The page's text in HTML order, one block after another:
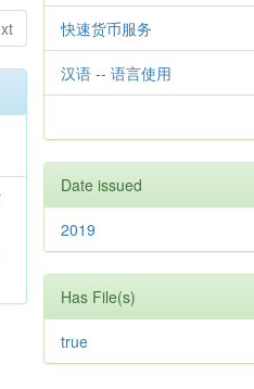
快速货币服务
汉语 -- 语言使用
Date issued
2019
Has File(s)
true